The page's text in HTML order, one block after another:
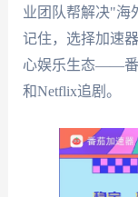
业团队帮解决"海
记住，选择加速
心娱乐生态——番
和Netflix追剧。